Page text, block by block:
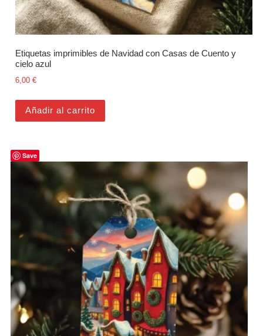
Etiquetas imprimibles de Navidad con Casas de Cuento y
cielo azul
6,00€
Añadir al carrito
Save